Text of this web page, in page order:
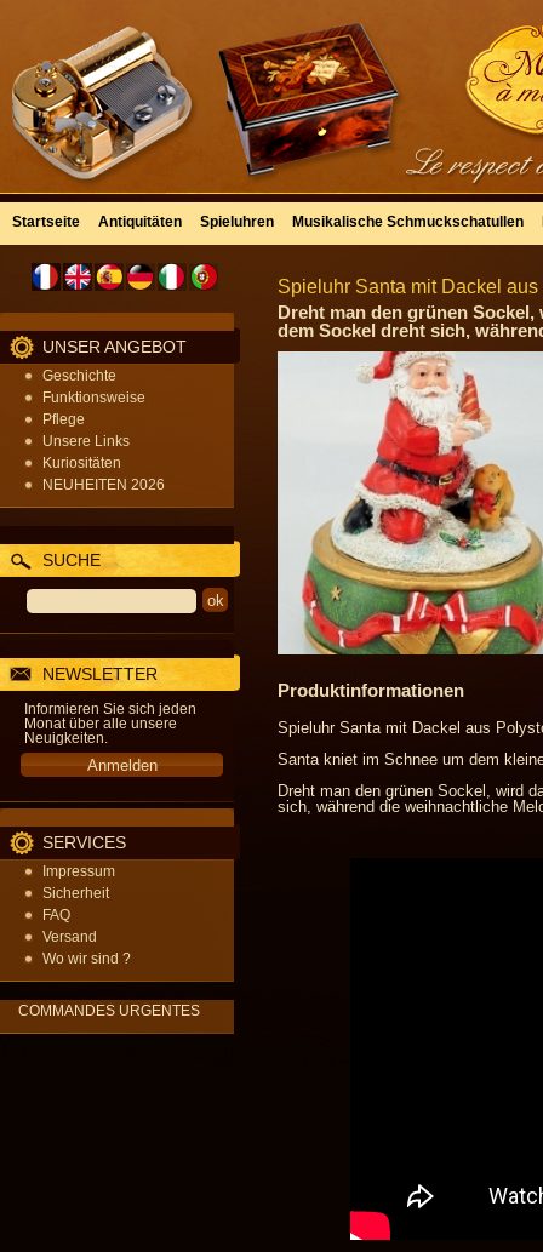
Startseite Antiquitäten Spieluhren Musikalische Schmuckschatullen
UNSER ANGEBOT
Geschichte
Funktionsweise
Pflege
Unsere Links
Kuriositäten
NEUHEITEN 2026
SUCHE
NEWSLETTER
Informieren Sie sich jeden
Monat über alle unsere
Neuigkeiten.
SERVICES
Impressum
Sicherheit
FAQ
Versand
Wo wir sind ?
COMMANDES URGENTES
Spieluhr Santa mit Dackel
Dreht man den grünen
dem Sockel dreht sich,
Produktinformationen
Spieluhr Santa mit Dackel aus
Santa kniet im Schnee um dem
Dreht man den grünen Sockel, wird
sich, während die weihnachtliche